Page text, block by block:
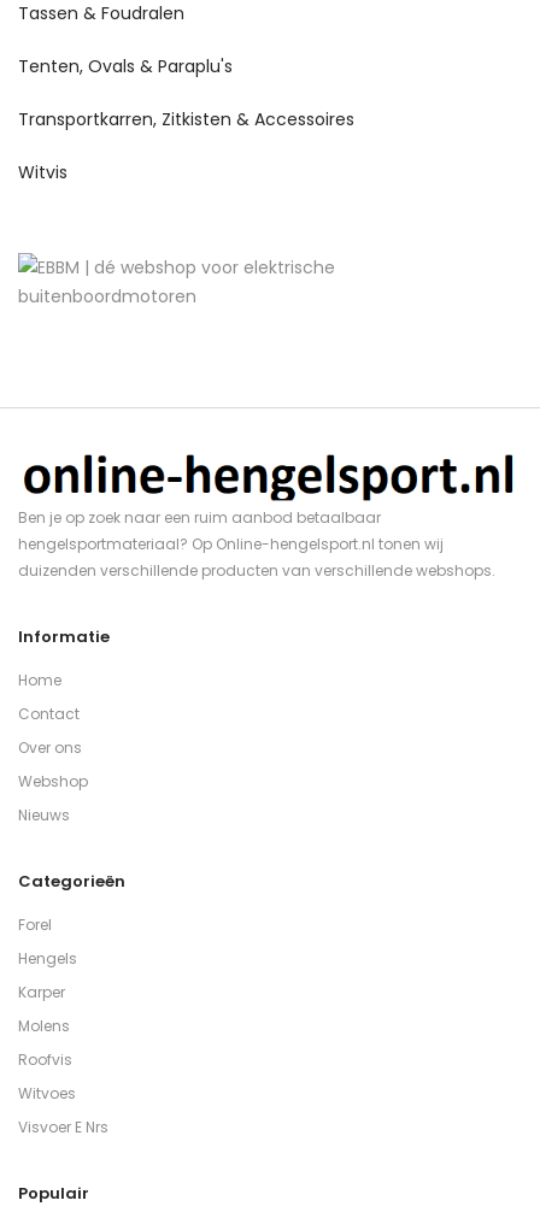
Tassen & Foudralen
Tenten, Ovals & Paraplu's
Transportkarren, Zitkisten & Accessoires
Witvis
Ben je op zoek naar een ruim aanbod betaalbaar
hengelsportmateriaal? Op Online-hengelsport.nl tonen wij
duizenden verschillende producten van verschillende webshops.
Informatie
Home
Contact
Over ons
Webshop
Nieuws
Categorieën
Forel
Hengels
Karper
Molens
Roofvis
Witvoes
Visvoer E Nrs
Populair